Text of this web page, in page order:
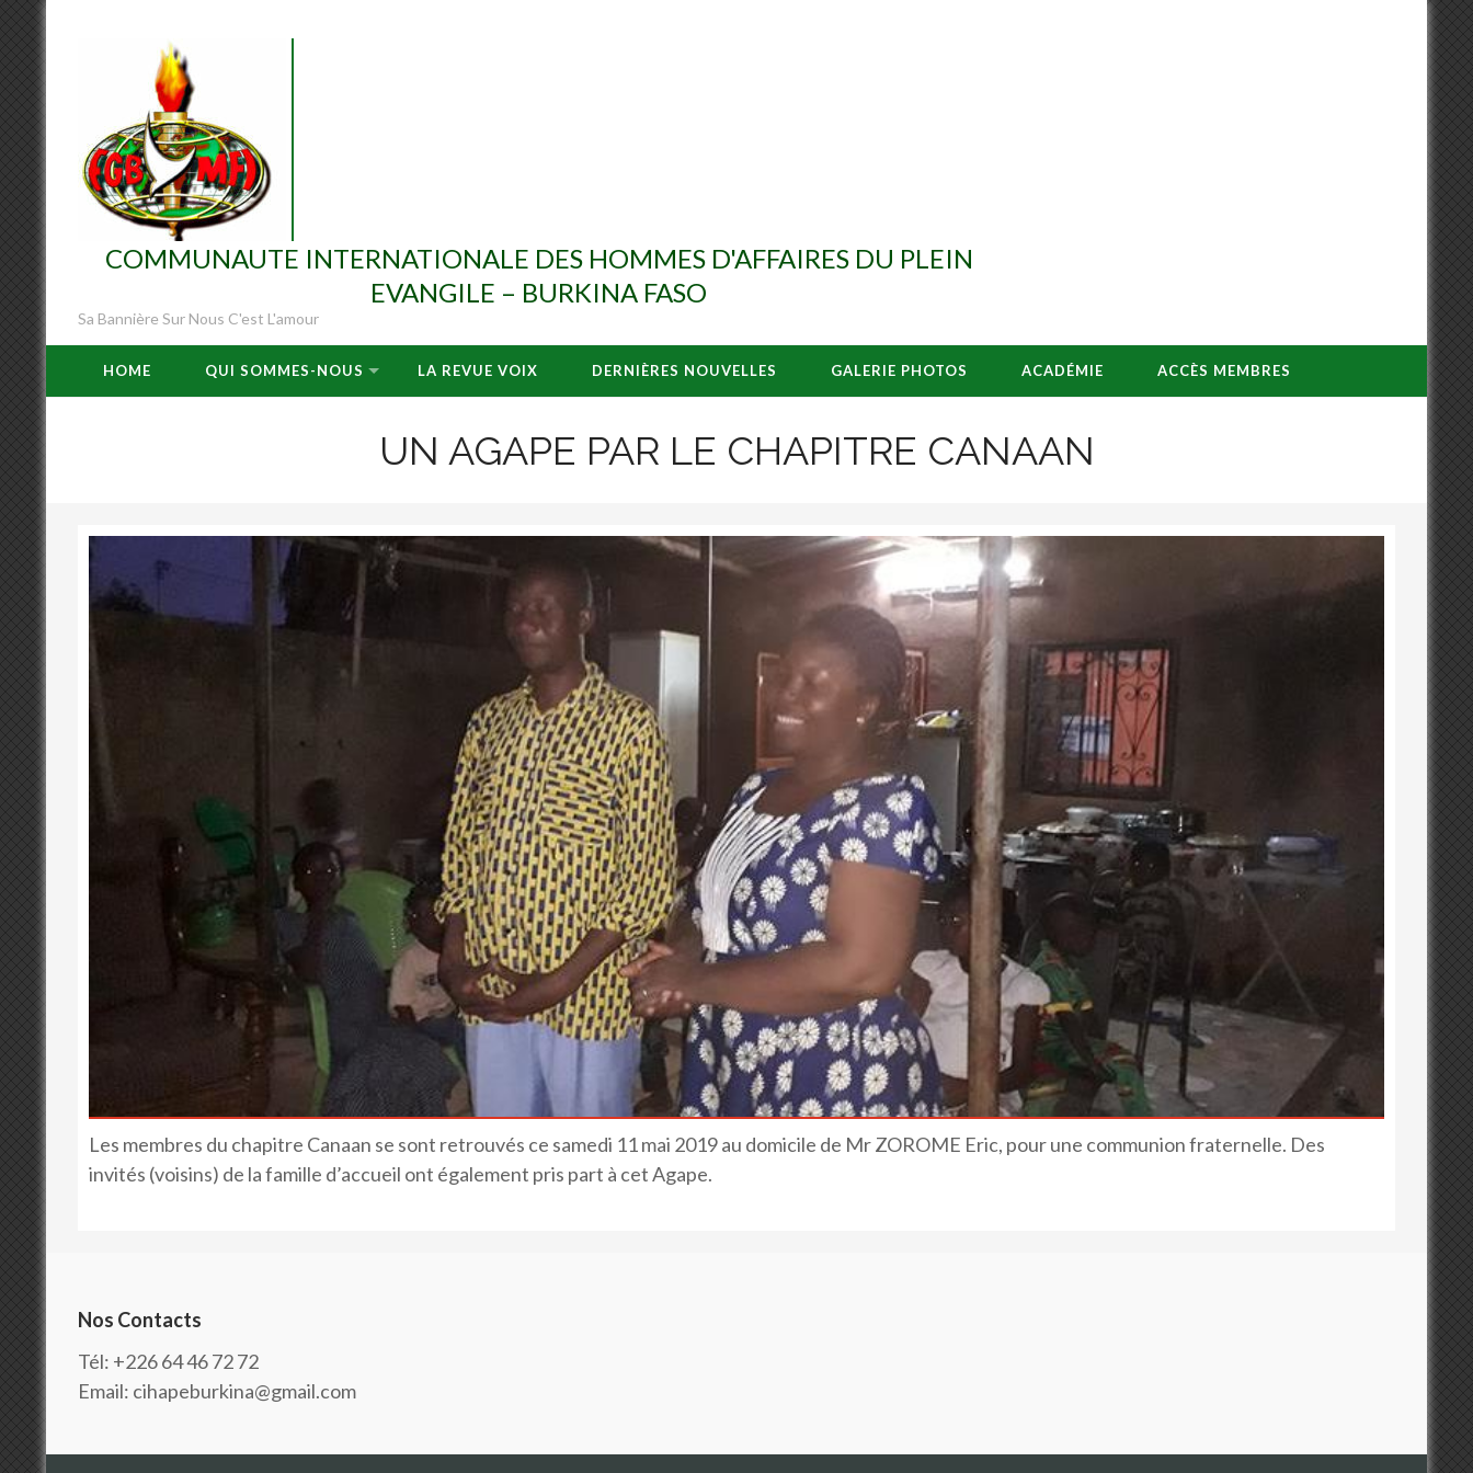
COMMUNAUTE INTERNATIONALE DES HOMMES D'AFFAIRES DU PLEIN
EVANGILE – BURKINA FASO
Sa Bannière Sur Nous C'est L'amour
HOME QUI SOMMES-NOUS LA REVUE VOIX DERNIÈRES NOUVELLES GALERIE PHOTOS ACADÉMIE ACCÈS MEMBRES
UN AGAPE PAR LE CHAPITRE CANAAN
Les membres du chapitre Canaan se sont retrouvés ce samedi 11 mai 2019 au domicile de Mr ZOROME Eric, pour une communion fraternelle. Des
invités (voisins) de la famille d’accueil ont également pris part à cet Agape.
Nos Contacts
Tél: +226 64 46 72 72
Email: cihapeburkina@gmail.com